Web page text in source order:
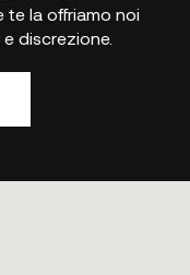
te la offriamo noi
discrezione.